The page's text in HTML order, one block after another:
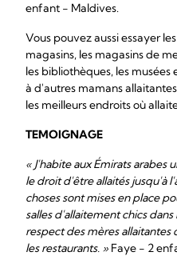
enfant - Maldives.
Vous pouvez aussi essayer
magasins, les magasins de
les bibliothèques, les musées
à d'autres mamans
les meilleurs endroits où
TEMOIGNAGE
« J'habite aux Émirats arabes
le droit d'être allaités jusqu'à
choses sont mises en place
salles d'allaitement chics
respect des mères allaitantes
les restaurants. » Faye - 2